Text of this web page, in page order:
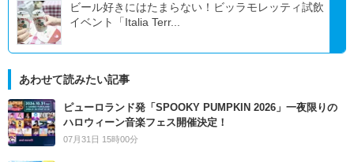
ビール好きにはたまらない！ビッラモレッティ試飲
イベント「Italia Terr...
あわせて読みたい記事
ピューロランド発「SPOOKY PUMPKIN 2026」一夜限りの
ハロウィーン音楽フェス開催決定！
07月31日 15時00分